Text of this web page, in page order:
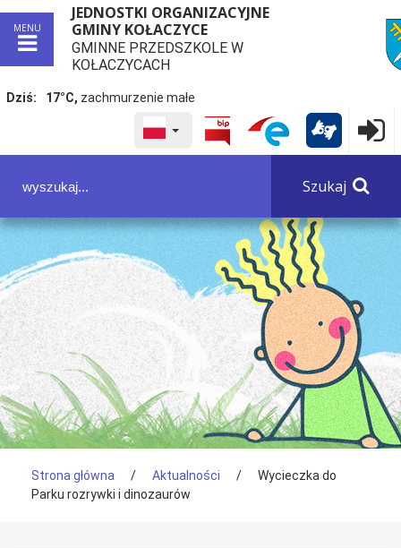
MENU
JEDNOSTKI ORGANIZACYJNE
GMINY KOŁACZYCE
GMINNE PRZEDSZKOLE W
KOŁACZYCACH
Dziś: 17°C, zachmurzenie małe
WYBRANY JĘZYK POLSKA
Szukaj
Tutaj jesteś
Strona główna / Aktualności /
Wycieczka do
Parku rozrywki i dinozaurów
